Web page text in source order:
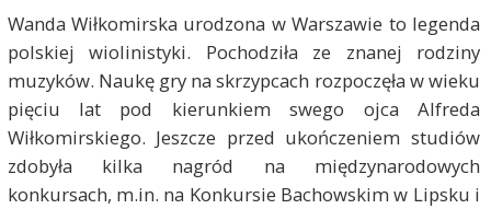
Wanda Wiłkomirska urodzona w Warszawie to legenda
polskiej wiolinistyki. Pochodziła ze znanej rodziny
muzyków. Naukę gry na skrzypcach rozpoczęła w wieku
pięciu lat pod kierunkiem swego ojca Alfreda
Wiłkomirskiego. Jeszcze przed ukończeniem studiów
zdobyła kilka nagród na międzynarodowych
konkursach, m.in. na Konkursie Bachowskim w Lipsku i